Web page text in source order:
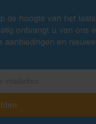
de hoogte van het
ontvangt u van ons
aanbiedingen en